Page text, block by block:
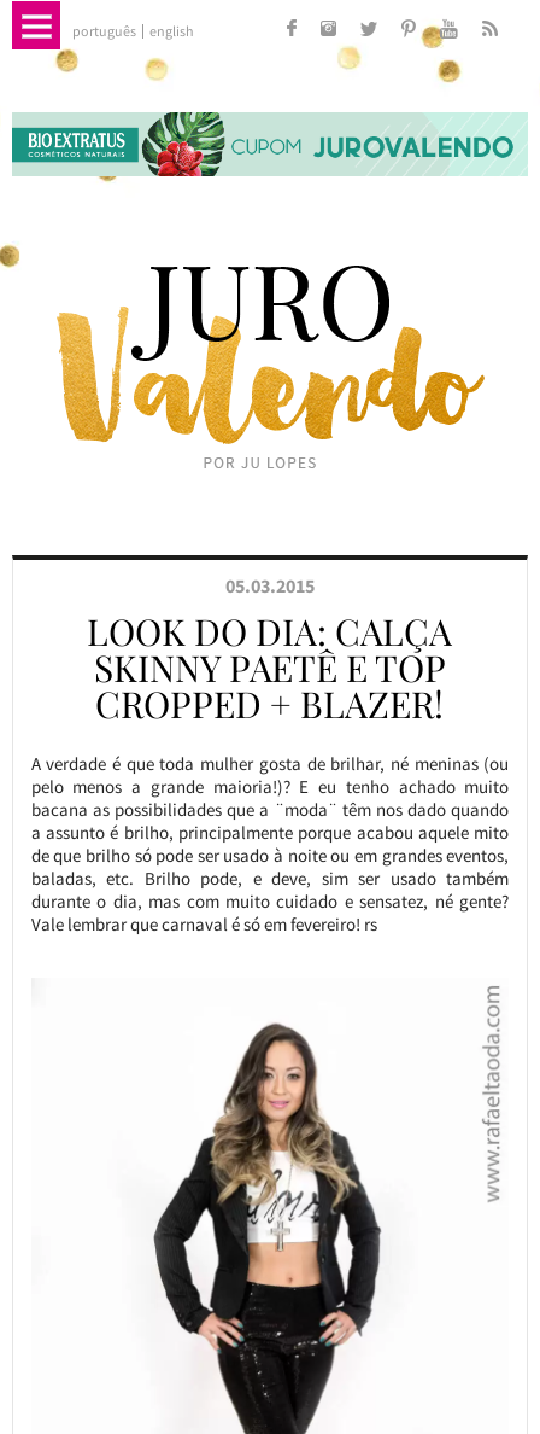
português english
05.03.2015
LOOK DO DIA: CALÇA
SKINNY PAETÊ E TOP
CROPPED + BLAZER!
A verdade é que toda mulher gosta de brilhar, né meninas (ou
pelo menos a grande maioria!)? E eu tenho achado muito
bacana as possibilidades que a ¨moda¨ têm nos dado quando
a assunto é brilho, principalmente porque acabou aquele mito
de que brilho só pode ser usado à noite ou em grandes eventos,
baladas, etc. Brilho pode, e deve, sim ser usado também
durante o dia, mas com muito cuidado e sensatez, né gente?
Vale lembrar que carnaval é só em fevereiro! rs